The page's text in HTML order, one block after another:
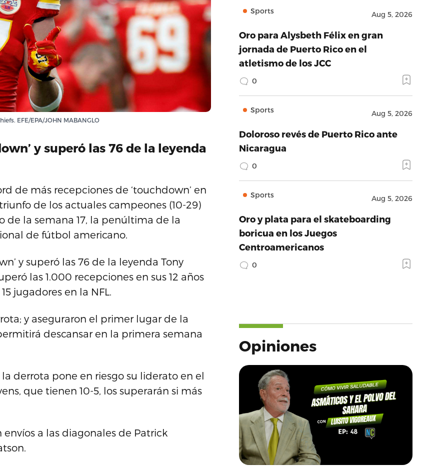
EFE/EPA/JOHN MABANGLO
y superó las 76 de la leyenda
de más recepciones de ‘touchdown’ en
de los actuales campeones (10-29)
de la semana 17, la penúltima de la
de fútbol americano.
y superó las 76 de la leyenda Tony
las 1.000 recepciones en sus 12 años
jugadores en la NFL.
y aseguraron el primer lugar de la
descansar en la primera semana
derrota pone en riesgo su liderato en el
que tienen 10-5, los superarán si más
a las diagonales de Patrick
Sports Aug 5, 2026
Oro para Alysbeth Félix en gran
jornada de Puerto Rico en el
atletismo de los JCC
0
Sports Aug 5, 2026
Doloroso revés de Puerto Rico ante
Nicaragua
0
Sports Aug 5, 2026
Oro y plata para el skateboarding
boricua en los Juegos
Centroamericanos
0
Opiniones